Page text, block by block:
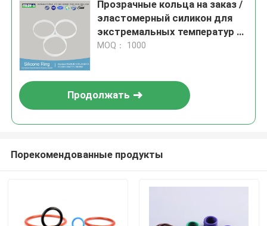
Прозрачные кольца на заказ /
эластомерный силикон для
экстремальных температур и
сжатия
MOQ： 1000
Продолжать
Порекомендованные продукты